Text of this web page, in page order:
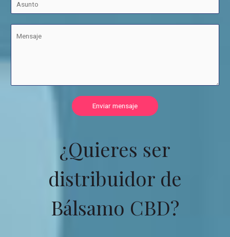
Enviar mensaje
¿Quieres ser
distribuidor de
Bálsamo CBD?